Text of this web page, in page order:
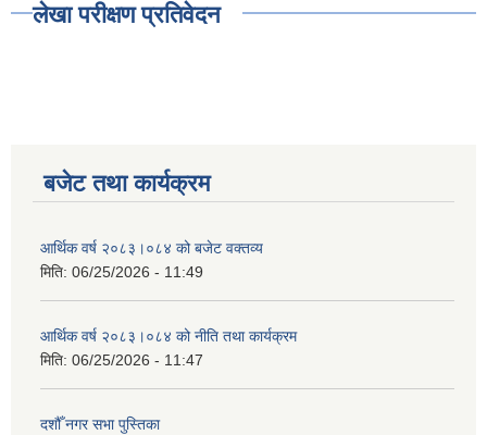
लेखा परीक्षण प्रतिवेदन
बजेट तथा कार्यक्रम
आर्थिक वर्ष २०८३।०८४ को बजेट वक्तव्य
मिति: 06/25/2026 - 11:49
आर्थिक वर्ष २०८३।०८४ को नीति तथा कार्यक्रम
मिति: 06/25/2026 - 11:47
दशौँ नगर सभा पुस्तिका